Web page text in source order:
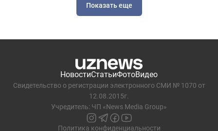
Показать еще
НовостиСтатьиФотоВидео
Свидетельство о регистрации электронного СМИ № 1070 от
12.08.2015г.
Учредитель: ЧП «News Media Group»
Политика конфиденциальности